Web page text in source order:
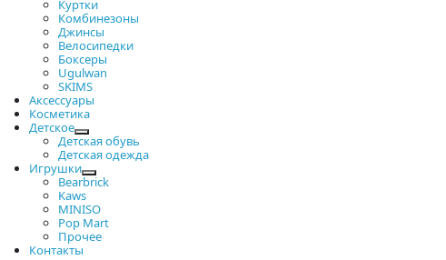
Куртки
Комбинезоны
Джинсы
Велосипедки
Боксеры
Ugulwan
SKIMS
Аксессуары
Косметика
Детское
Детская обувь
Детская одежда
Игрушки
Bearbrick
Kaws
MINISO
Pop Mart
Прочее
Контакты